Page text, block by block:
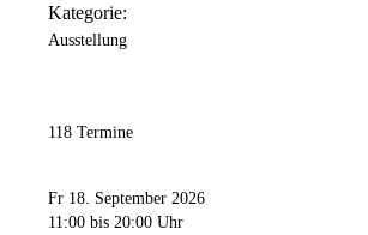
Kategorie:
Ausstellung
118 Termine
Fr 18. September 2026
11:00 bis 20:00 Uhr